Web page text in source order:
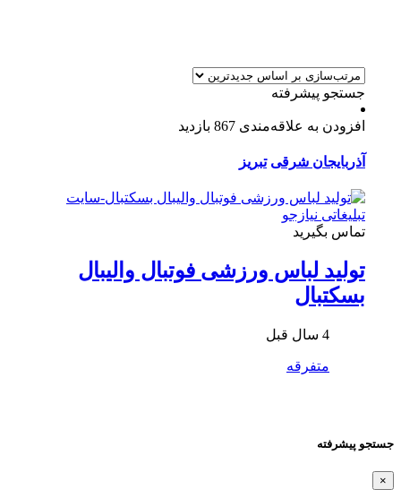
جستجو پیشرفته
افزودن به علاقه‌مندی 867 بازدید
آذربایجان شرقی تبریز
تماس بگیرید
تولید لباس ورزشی فوتبال والیبال
بسکتبال
4 سال قبل
متفرقه
جستجو پیشرفته
×